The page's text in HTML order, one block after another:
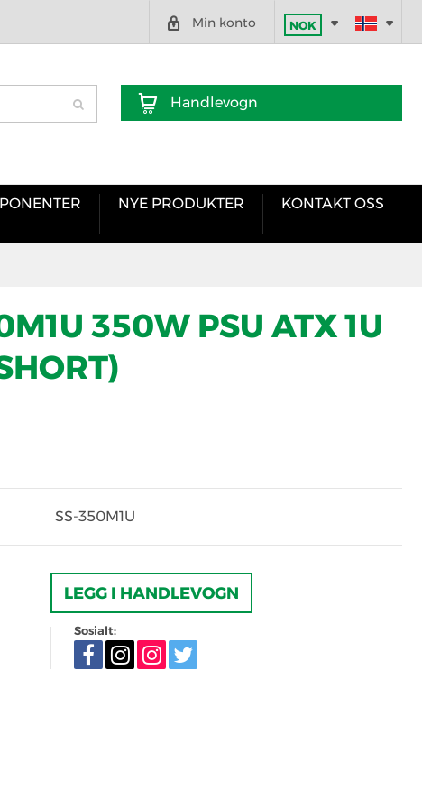
NOK
Min konto
Handlevogn
NYE PRODUKTER KONTAKT OSS
350W PSU ATX 1U
SS-350M1U
LEGG I HANDLEVOGN
Sosialt: